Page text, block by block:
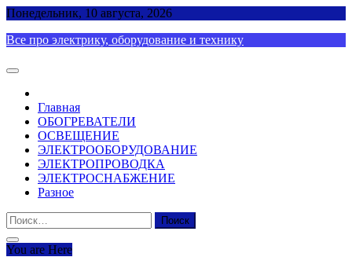
Skip
content
Понедельник, 10 августа, 2026
Все про электрику, оборудование и технику
Главная
ОБОГРЕВАТЕЛИ
ОСВЕЩЕНИЕ
ЭЛЕКТРООБОРУДОВАНИЕ
ЭЛЕКТРОПРОВОДКА
ЭЛЕКТРОСНАБЖЕНИЕ
Разное
Найти:
You are Here